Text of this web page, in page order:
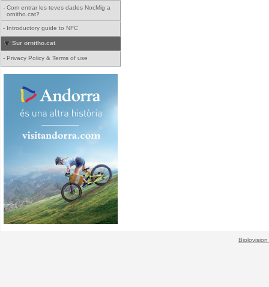
- Com entrar les teves dades NocMig a
ornitho.cat?
- Introductory guide to NFC
Sur ornitho.cat
- Privacy Policy & Terms of use
Biolovision